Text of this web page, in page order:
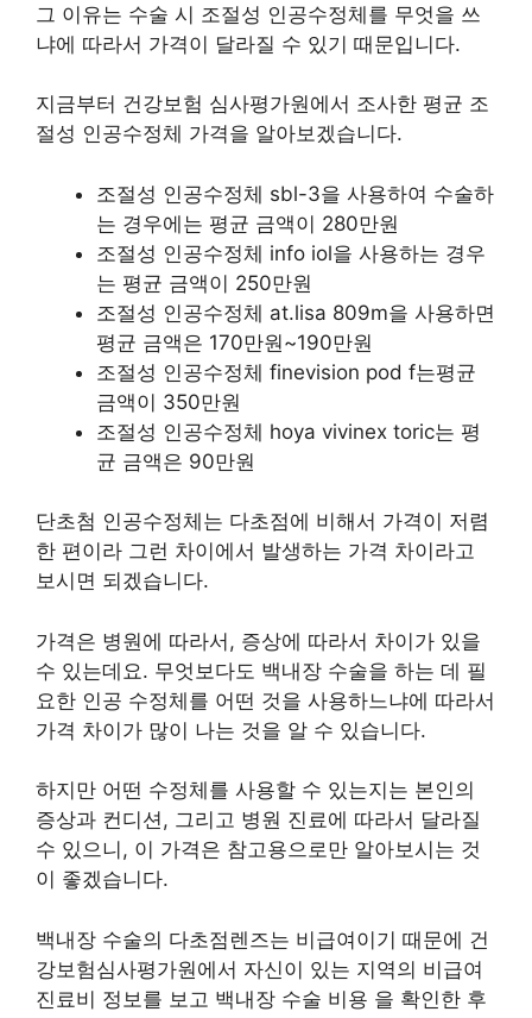
그 이유는 수술 시 조절성 인공수정체를 무엇을 쓰
냐에 따라서 가격이 달라질 수 있기 때문입니다.
지금부터 건강보험 심사평가원에서 조사한 평균 조
절성 인공수정체 가격을 알아보겠습니다.
조절성 인공수정체 sbl-3을 사용하여 수술하
는 경우에는 평균 금액이 280만원
조절성 인공수정체 info iol을 사용하는 경우
는 평균 금액이 250만원
조절성 인공수정체 at.lisa 809m을 사용하면
평균 금액은 170만원~190만원
조절성 인공수정체 finevision pod f는평균
금액이 350만원
조절성 인공수정체 hoya vivinex toric는 평
균 금액은 90만원
단초첨 인공수정체는 다초점에 비해서 가격이 저렴
한 편이라 그런 차이에서 발생하는 가격 차이라고
보시면 되겠습니다.
가격은 병원에 따라서, 증상에 따라서 차이가 있을
수 있는데요. 무엇보다도 백내장 수술을 하는 데 필
요한 인공 수정체를 어떤 것을 사용하느냐에 따라서
가격 차이가 많이 나는 것을 알 수 있습니다.
하지만 어떤 수정체를 사용할 수 있는지는 본인의
증상과 컨디션, 그리고 병원 진료에 따라서 달라질
수 있으니, 이 가격은 참고용으로만 알아보시는 것
이 좋겠습니다.
백내장 수술의 다초점렌즈는 비급여이기 때문에 건
강보험심사평가원에서 자신이 있는 지역의 비급여
진료비 정보를 보고 백내장 수술 비용 을 확인한 후